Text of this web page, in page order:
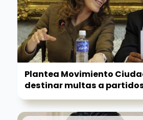
Plantea Movimiento
destinar multas a